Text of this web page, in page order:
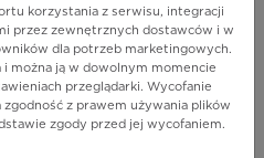
FILTRY
korzystania z serwisu, integracji
przez zewnętrznych dostawców i w
dla potrzeb marketingowych.
można ją w dowolnym momencie
przeglądarki. Wycofanie
z prawem używania plików
zgody przed jej wycofaniem.